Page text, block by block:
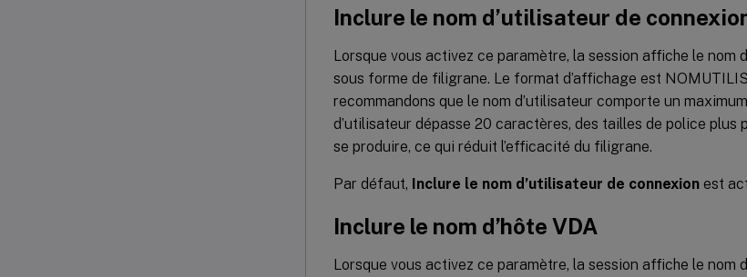
Inclure le nom d’utilisateur de
Lorsque vous activez ce paramètre, la session affiche le nom
sous forme de filigrane. Le format d’affichage est
recommandons que le nom d’utilisateur comporte un
d’utilisateur dépasse 20 caractères, des tailles de police
se produire, ce qui réduit l’efficacité du filigrane.
Par défaut, Inclure le nom d’utilisateur de connexion est
Inclure le nom d’hôte VDA
Lorsque vous activez ce paramètre, la session affiche le nom